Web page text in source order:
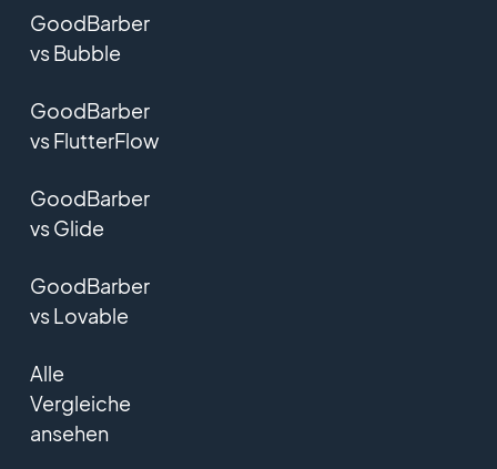
GoodBarber
vs Bubble
GoodBarber
vs FlutterFlow
GoodBarber
vs Glide
GoodBarber
vs Lovable
Alle
Vergleiche
ansehen